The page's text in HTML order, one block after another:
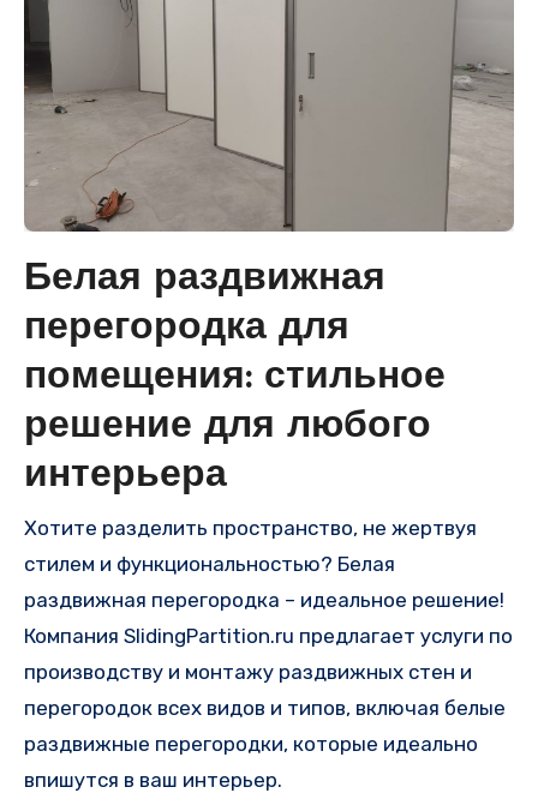
Белая раздвижная
перегородка для
помещения: стильное
решение для любого
интерьера
Хотите разделить пространство, не жертвуя
стилем и функциональностью? Белая
раздвижная перегородка – идеальное решение!
Компания SlidingPartition.ru предлагает услуги по
производству и монтажу раздвижных стен и
перегородок всех видов и типов, включая белые
раздвижные перегородки, которые идеально
впишутся в ваш интерьер.